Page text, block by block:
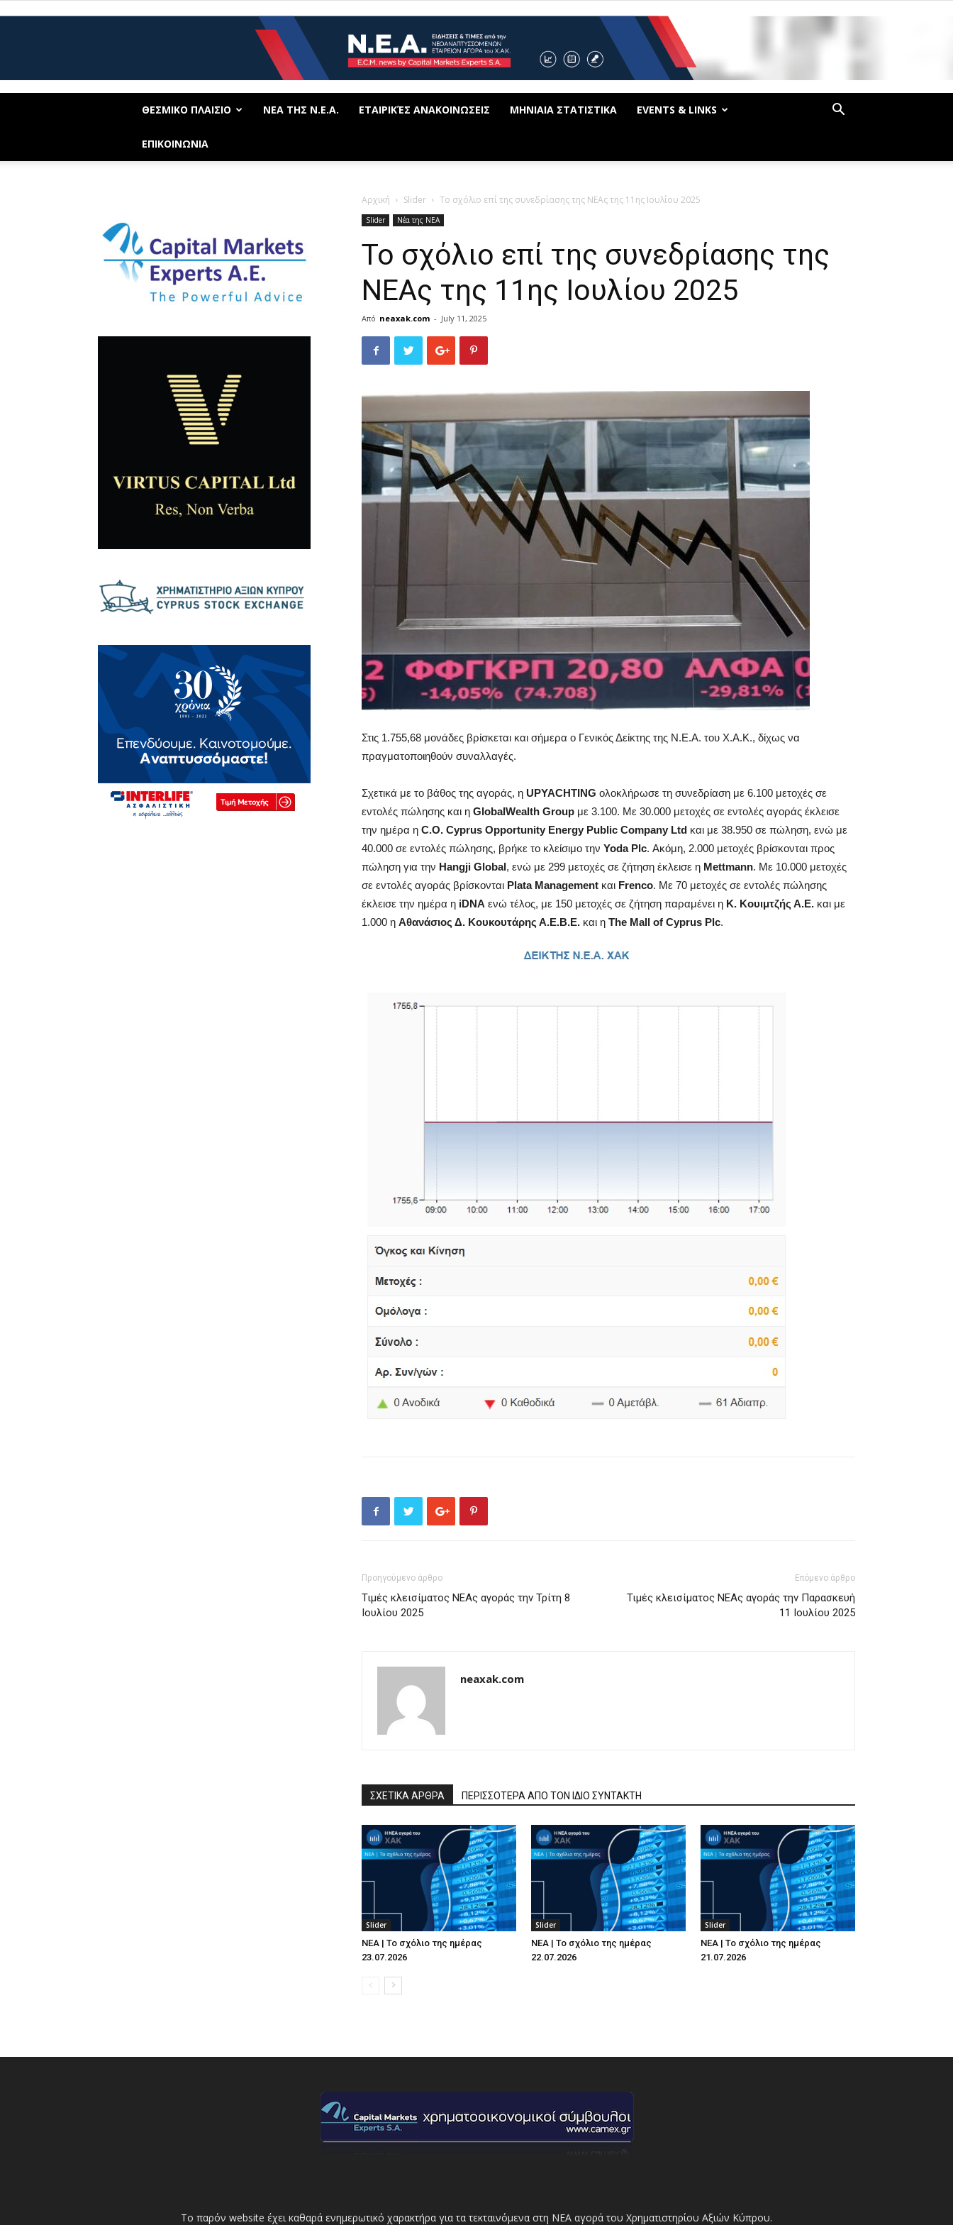
ΘΕΣΜΙΚΟ ΠΛΑΙΣΙΟ ΝΕΑ ΤΗΣ Ν.Ε.Α. ΕΤΑΙΡΙΚΈΣ ΑΝΑΚΟΙΝΩΣΕΙΣ ΜΗΝΙΑΙΑ ΣΤΑΤΙΣΤΙΚΑ EVENTS & LINKS
ΕΠΙΚΟΙΝΩΝΙΑ
Αρχική Slider Το σχόλιο επί της συνεδρίασης της ΝΕΑς της 11ης Ιουλίου 2025
Slider Νέα της ΝΕΑ
Το σχόλιο επί της συνεδρίασης της
ΝΕΑς της 11ης Ιουλίου 2025
Από neaxak.com - July 11, 2025
Στις 1.755,68 μονάδες βρίσκεται και σήμερα ο Γενικός Δείκτης της Ν.Ε.Α. του Χ.Α.Κ., δίχως να
πραγματοποιηθούν συναλλαγές.
Σχετικά με το βάθος της αγοράς, η UPYACHTING ολοκλήρωσε τη συνεδρίαση με 6.100 μετοχές σε
εντολές πώλησης και η GlobalWealth Group με 3.100. Με 30.000 μετοχές σε εντολές αγοράς έκλεισε
την ημέρα η C.O. Cyprus Opportunity Energy Public Company Ltd και με 38.950 σε πώληση, ενώ με
40.000 σε εντολές πώλησης, βρήκε το κλείσιμο την Yoda Plc. Ακόμη, 2.000 μετοχές βρίσκονται προς
πώληση για την Hangji Global, ενώ με 299 μετοχές σε ζήτηση έκλεισε η Mettmann. Με 10.000 μετοχές
σε εντολές αγοράς βρίσκονται Plata Management και Frenco. Με 70 μετοχές σε εντολές πώλησης
έκλεισε την ημέρα η iDNA ενώ τέλος, με 150 μετοχές σε ζήτηση παραμένει η Κ. Κουιμτζής Α.Ε. και με
1.000 η Αθανάσιος Δ. Κουκουτάρης Α.Ε.Β.Ε. και η The Mall of Cyprus Plc.
Προηγούμενο άρθρο
Τιμές κλεισίματος ΝΕΑς αγοράς την Τρίτη 8
Ιουλίου 2025
Επόμενο άρθρο
Τιμές κλεισίματος ΝΕΑς αγοράς την Παρασκευή
11 Ιουλίου 2025
neaxak.com
ΣΧΕΤΙΚΑ ΑΡΘΡΑ ΠΕΡΙΣΣΟΤΕΡΑ ΑΠΟ ΤΟΝ ΙΔΙΟ ΣΥΝΤΑΚΤΗ
Slider
ΝΕΑ | Το σχόλιο της ημέρας
23.07.2026
Slider
ΝΕΑ | Το σχόλιο της ημέρας
22.07.2026
Slider
ΝΕΑ | Το σχόλιο της ημέρας
21.07.2026
Το παρόν website έχει καθαρά ενημερωτικό χαρακτήρα για τα τεκταινόμενα στη ΝΕΑ αγορά του Χρηματιστηρίου Αξιών Κύπρου.